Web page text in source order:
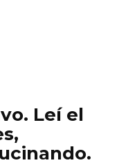
Leí el